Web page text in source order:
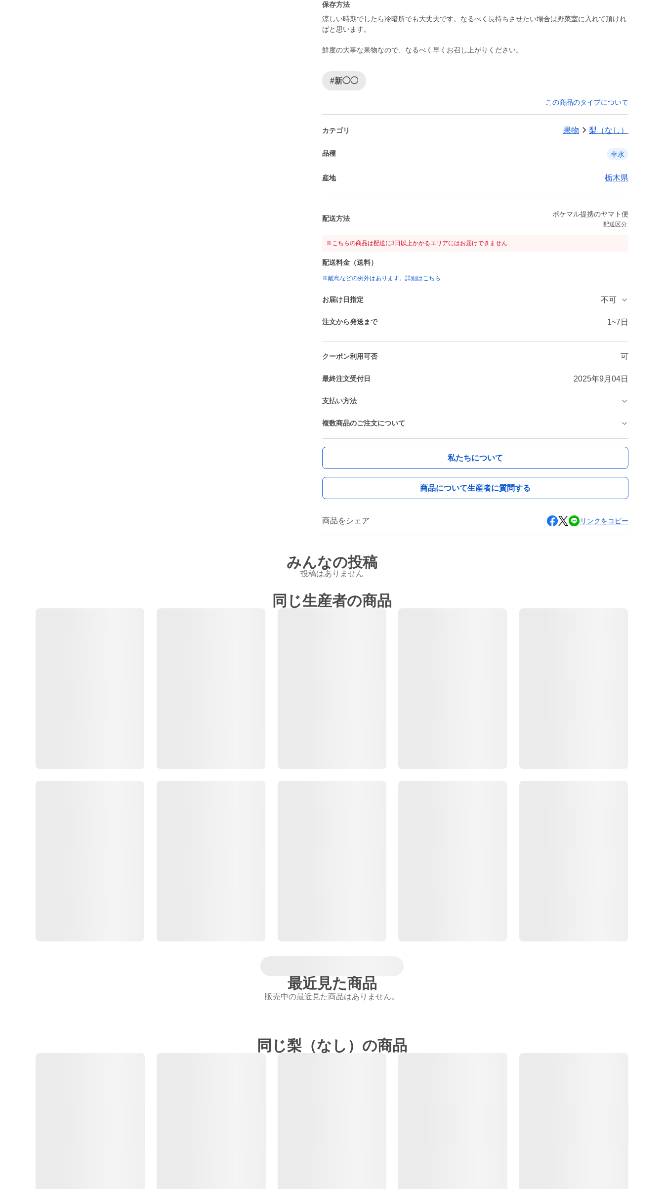
保存方法
涼しい時期でしたら冷暗所でも大丈夫です。なるべく長持ちさせたい場合は野菜室に入れて頂けれ
ばと思います。
鮮度の大事な果物なので、なるべく早くお召し上がりください。
#新◯◯
この商品のタイプについて
カテゴリ 果物 梨（なし）
品種 幸水
産地 栃木県
配送方法
ポケマル提携のヤマト便
配送区分:
※こちらの商品は配送に3日以上かかるエリアにはお届けできません
配送料金（送料）
※離島などの例外はあります。詳細はこちら
お届け日指定 不可
注文から発送まで 1~7日
クーポン利用可否 可
最終注文受付日 2025年9月04日
支払い方法
複数商品のご注文について
私たちについて
商品について生産者に質問する
商品をシェア リンクをコピー
みんなの投稿
投稿はありません
同じ生産者の商品
最近見た商品
販売中の最近見た商品はありません。
同じ梨（なし）の商品